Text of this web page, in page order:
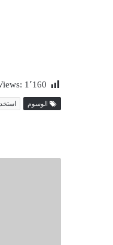
1٬160
الوسوم